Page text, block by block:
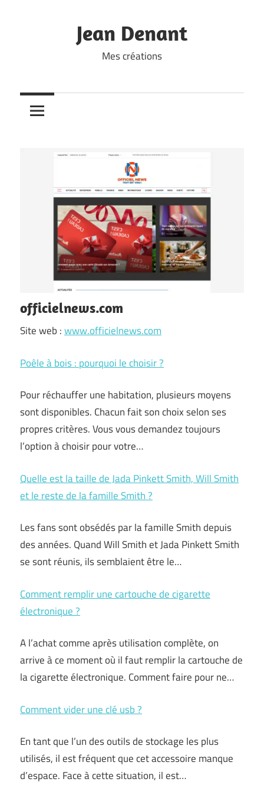
Jean Denant
Mes créations
officielnews.com
Site web :www.officielnews.com
Poêle à bois : pourquoi le choisir ?
Pour réchauffer une habitation, plusieurs moyens
sont disponibles. Chacun fait son choix selon ses
propres critères. Vous vous demandez toujours
l’option à choisir pour votre…
Quelle est la taille de Jada Pinkett Smith, Will Smith
et le reste de la famille Smith ?
Les fans sont obsédés par la famille Smith depuis
des années. Quand Will Smith et Jada Pinkett Smith
se sont réunis, ils semblaient être le…
Comment remplir une cartouche de cigarette
électronique ?
A l’achat comme après utilisation complète, on
arrive à ce moment où il faut remplir la cartouche de
la cigarette électronique. Comment faire pour ne…
Comment vider une clé usb ?
En tant que l’un des outils de stockage les plus
utilisés, il est fréquent que cet accessoire manque
d’espace. Face à cette situation, il est…